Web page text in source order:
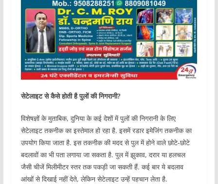
सेटेलाइट से कैसे होती है पुलों की निगरानी?
विशेषज्ञों के मुताबिक, दुनिया के कई देशों में पुलों की निगरानी के लिए
सेटेलाइट तकनीक का इस्तेमाल हो रहा है. इसमें रडार इमेजिंग तकनीक का
उपयोग किया जाता है. इस तकनीक की मदद से पुल में होने वाले छोटे-छोटे
बदलावों का भी पता लगाया जा सकता है. पुल में झुकाव, दरार या हलचल
जैसी चीजें मिलीमीटर स्तर तक पकड़ी जा सकती हैं. कई बार ये बदलाव
आंखों से दिखाई नहीं देते, लेकिन सेटेलाइट उन्हें पहचान लेता है.